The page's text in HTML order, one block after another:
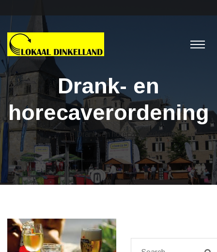
Drank- en
horecaverordening
Nieuws> Drank- en horecaverordening